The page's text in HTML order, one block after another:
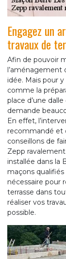
Engagez un
travaux de
Afin de pouvoir
l’aménagement
idée. Mais pour
comme la
place d’une
demande
En effet,
recommandé et
conseillons de
Zepp
installée dans la
maçons
nécessaire pour
terrasse dans
réaliser vos
possible.